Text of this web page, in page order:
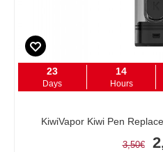
23
Days
14
Hours
KiwiVapor Kiwi Pen
3,50€